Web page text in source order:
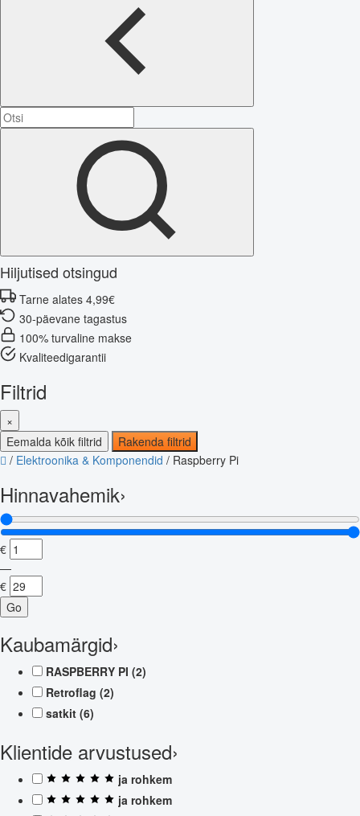
Hiljutised otsingud
Tarne alates 4,99€
30-päevane tagastus
100% turvaline makse
Kvaliteedigarantii
Filtrid
×
Eemalda kõik filtrid
Rakenda filtrid
/ Elektroonika & Komponendid / Raspberry Pi
Hinnavahemik›
€
—
€
Go
Kaubamärgid›
RASPBERRY PI (2)
Retroflag (2)
satkit (6)
Klientide arvustused›
ja rohkem
ja rohkem